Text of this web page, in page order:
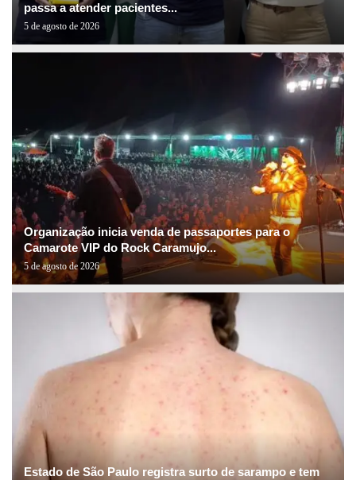
passa a atender pacientes...
5 de agosto de 2026
Organização inicia venda de passaportes para o
Camarote VIP do Rock Caramujo...
5 de agosto de 2026
Estado de São Paulo registra surto de sarampo e tem